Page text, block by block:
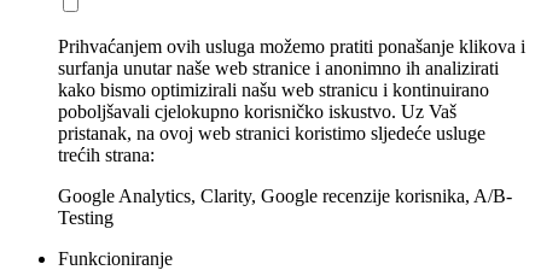
Prihvaćanjem ovih usluga možemo pratiti ponašanje klikova i
surfanja unutar naše web stranice i anonimno ih analizirati
kako bismo optimizirali našu web stranicu i kontinuirano
poboljšavali cjelokupno korisničko iskustvo. Uz Vaš
pristanak, na ovoj web stranici koristimo sljedeće usluge
trećih strana:
Google Analytics, Clarity, Google recenzije korisnika, A/B-
Testing
Funkcioniranje